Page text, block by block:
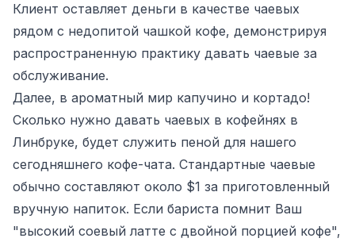
Клиент оставляет деньги в качестве чаевых
рядом с недопитой чашкой кофе, демонстрируя
распространенную практику давать чаевые за
обслуживание.
Далее, в ароматный мир капучино и кортадо!
Сколько нужно давать чаевых в кофейнях в
Линбруке, будет служить пеной для нашего
сегодняшнего кофе-чата. Стандартные чаевые
обычно составляют около $1 за приготовленный
вручную напиток. Если бариста помнит Ваш
"высокий соевый латте с двойной порцией кофе",